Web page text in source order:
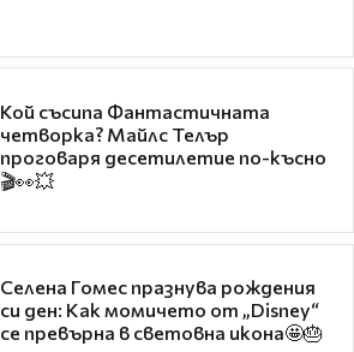
Кой съсипа Фантастичната
четворка? Майлс Телър
проговаря десетилетие по-късно
🎬👀💥
Селена Гомес празнува рождения
си ден: Как момичето от „Disney“
се превърна в световна икона🤩🎂